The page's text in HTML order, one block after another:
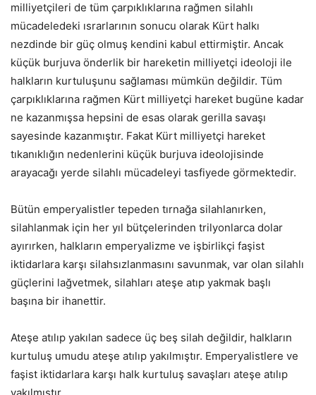
milliyetçileri de tüm çarpıklıklarına rağmen silahlı
mücadeledeki ısrarlarının sonucu olarak Kürt halkı
nezdinde bir güç olmuş kendini kabul ettirmiştir. Ancak
küçük burjuva önderlik bir hareketin milliyetçi ideoloji ile
halkların kurtuluşunu sağlaması mümkün değildir. Tüm
çarpıklıklarına rağmen Kürt milliyetçi hareket bugüne kadar
ne kazanmışsa hepsini de esas olarak gerilla savaşı
sayesinde kazanmıştır. Fakat Kürt milliyetçi hareket
tıkanıklığın nedenlerini küçük burjuva ideolojisinde
arayacağı yerde silahlı mücadeleyi tasfiyede görmektedir.
Bütün emperyalistler tepeden tırnağa silahlanırken,
silahlanmak için her yıl bütçelerinden trilyonlarca dolar
ayırırken, halkların emperyalizme ve işbirlikçi faşist
iktidarlara karşı silahsızlanmasını savunmak, var olan silahlı
güçlerini lağvetmek, silahları ateşe atıp yakmak başlı
başına bir ihanettir.
Ateşe atılıp yakılan sadece üç beş silah değildir, halkların
kurtuluş umudu ateşe atılıp yakılmıştır. Emperyalistlere ve
faşist iktidarlara karşı halk kurtuluş savaşları ateşe atılıp